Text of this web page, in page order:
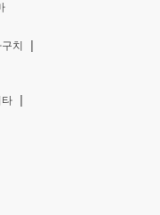
치
타